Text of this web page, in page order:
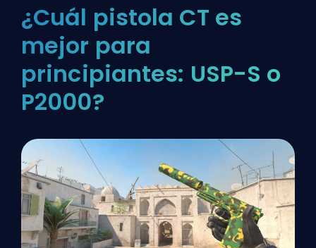
¿Cuál pistola CT es
mejor para
principiantes: USP-S o
P2000?